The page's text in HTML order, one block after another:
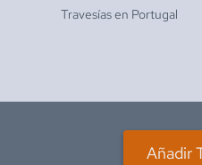
Travesías en Portugal
Añadir